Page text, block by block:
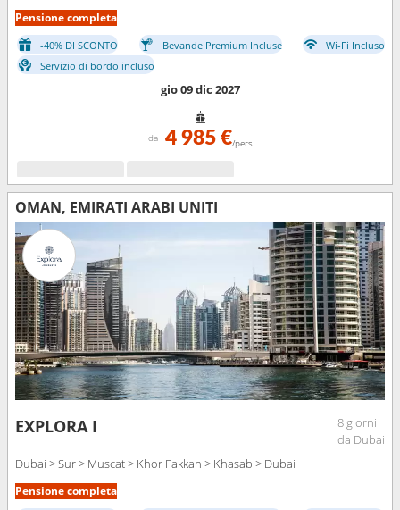
Pensione completa
-40% DI SCONTO Bevande Premium Incluse
Wi-Fi Incluso
Servizio di bordo incluso
gio 09 dic 2027
da 4 985 €/pers
OMAN, EMIRATI ARABI UNITI
EXPLORA I
8 giorni
da Dubai
Dubai > Sur > Muscat > Khor Fakkan > Khasab > Dubai
Pensione completa